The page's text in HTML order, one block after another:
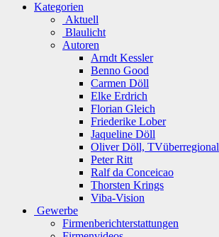
Kategorien
Aktuell
Blaulicht
Autoren
Arndt Kessler
Benno Good
Carmen Döll
Elke Erdrich
Florian Gleich
Friederike Lober
Jaqueline Döll
Oliver Döll, TVüberregional
Peter Ritt
Ralf da Conceicao
Thorsten Krings
Viba-Vision
Gewerbe
Firmenberichterstattungen